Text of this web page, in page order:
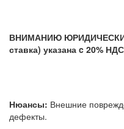
ВНИМАНИЮ
ставка) указана c 20% НДС
Нюансы: Внешние
дефекты.